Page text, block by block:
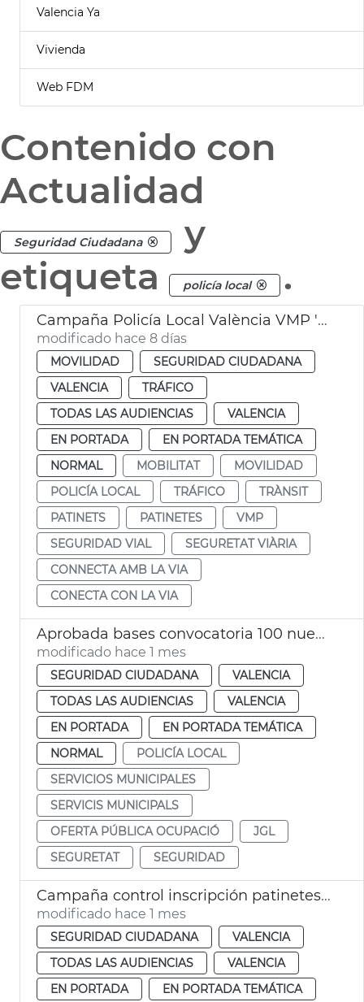
Valencia Ya
Vivienda
Web FDM
Contenido con
Actualidad
Seguridad Ciudadana
y
etiqueta
policía local .
Campaña Policía Local València VMP 'Conecta con la vía'
modificado hace 8 días
MOVILIDAD
SEGURIDAD CIUDADANA
VALENCIA
TRÁFICO
TODAS LAS AUDIENCIAS
VALENCIA
EN PORTADA
EN PORTADA TEMÁTICA
NORMAL
MOBILITAT
MOVILIDAD
POLICÍA LOCAL
TRÁFICO
TRÀNSIT
PATINETS
PATINETES
VMP
SEGURIDAD VIAL
SEGURETAT VIÀRIA
CONNECTA AMB LA VIA
CONECTA CON LA VIA
Aprobada bases convocatoria 100 nuevos agentes Policía Local
modificado hace 1 mes
SEGURIDAD CIUDADANA
VALENCIA
TODAS LAS AUDIENCIAS
VALENCIA
EN PORTADA
EN PORTADA TEMÁTICA
NORMAL
POLICÍA LOCAL
SERVICIOS MUNICIPALES
SERVICIS MUNICIPALS
OFERTA PÚBLICA OCUPACIÓ
JGL
SEGURETAT
SEGURIDAD
Campaña control inscripción patinetes València
modificado hace 1 mes
SEGURIDAD CIUDADANA
VALENCIA
TODAS LAS AUDIENCIAS
VALENCIA
EN PORTADA
EN PORTADA TEMÁTICA